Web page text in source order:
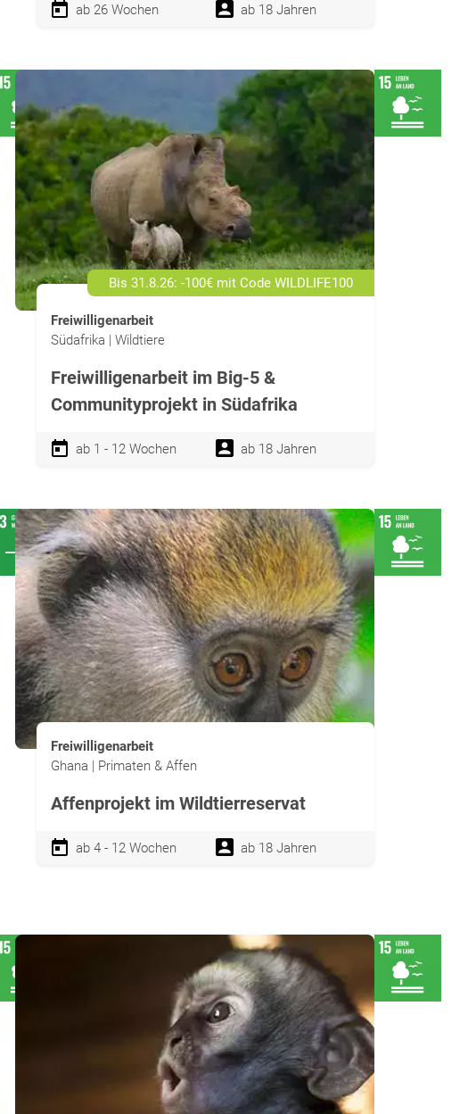
ab 26 Wochen ab 18 Jahren
Bis 31.8.26: -100€ mit Code WILDLIFE100
Freiwilligenarbeit
Südafrika | Wildtiere
Freiwilligenarbeit im Big-5 &
Communityprojekt in Südafrika
ab 1 - 12 Wochen ab 18 Jahren
Freiwilligenarbeit
Ghana | Primaten & Affen
Affenprojekt im Wildtierreservat
ab 4 - 12 Wochen ab 18 Jahren